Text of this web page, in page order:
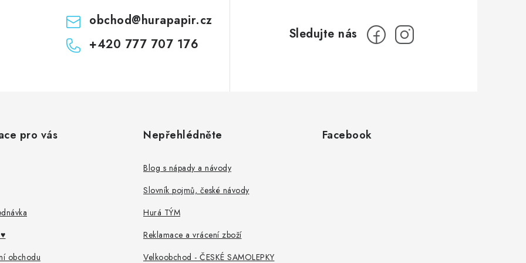
obchod@hurapapir.cz
+420 777 707 176
pro vás
obchodu
Nepřehlédněte
Blog s nápady a návody
Slovník pojmů, české návody
Hurá TÝM
Reklamace a vrácení zboží
Velkoobchod - ČESKÉ SAMOLEPKY
Facebook